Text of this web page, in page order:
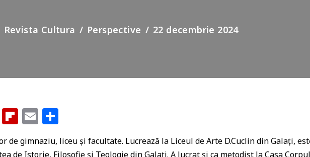
Revista Cultura Perspective 22 decembrie 2024
G Fl
ip
b
E
m
ai
ar
ta
de gimnaziu, liceu și facultate. Lucrează la Liceul de Arte D.Cuclin din Galați,
de Istorie, Filosofie și Teologie din Galați. A lucrat și ca metodist la Casa Corpul